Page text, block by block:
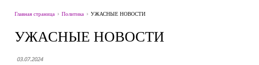
Главная страница Политика УЖАСНЫЕ НОВОСТИ
УЖАСНЫЕ НОВОСТИ
03.07.2024